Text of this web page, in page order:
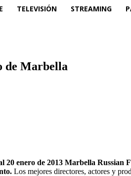
TELEVISIÓN STREAMING
de Marbella
enero de 2013 Marbella Russian
Los mejores directores, actores y